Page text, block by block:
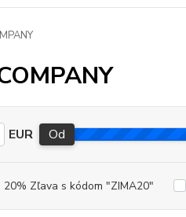
EUR Od
20% Zľava s kódom "ZIMA20"